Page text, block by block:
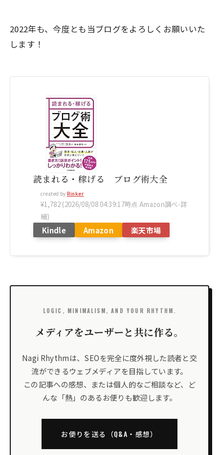
2022年も、今度とも当ブログをよろしくお願いいた
します！
読まれる・稼げる ブログ術大全
created by Rinker
¥1,782 (2026/08/08 04:39:17時点 Amazon調べ-詳
細)
Kindle Amazon 楽天市場
LOGIC, MINIMALISM, AND YOUR RHYTHM.
メディアをユーザーと共に作る。
Nagi Rhythmは、SEOを完全に度外視した読者と交
流ができるウェブメディアを目指しています。
この記事への感想、または個人的なご相談など、ど
んな「熱」のあるお便りも歓迎します。
お便りを送る（Q&A・感想）